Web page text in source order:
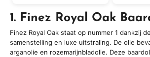
1. Finez Royal Oak
Finez Royal Oak staat op nummer 1 dankzij
samenstelling en luxe uitstraling. De olie
arganolie en rozemarijnbladolie. Deze